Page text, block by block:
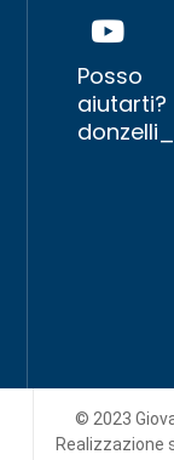
Posso
aiutarti?
© 2023